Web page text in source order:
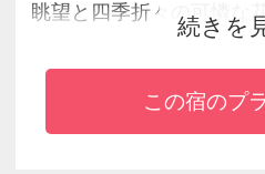
眺望と四季折々の可憐な
な自然につつまれたリゾ
続きを
この宿のプ